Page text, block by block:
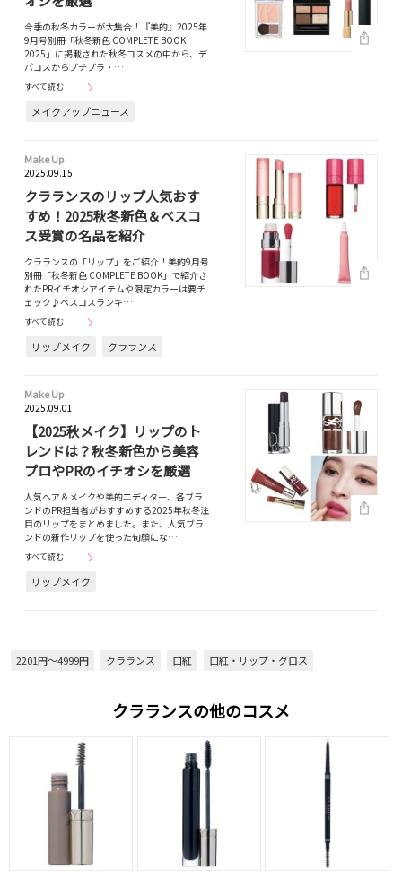
今季の秋冬カラーが大集合！『美的』2025年
9月号別冊「秋冬新色 COMPLETE BOOK
2025」に掲載された秋冬コスメの中から、デ
パコスからプチプラ・…
すべて読む
メイクアップニュース
Make Up
2025.09.15
クラランスのリップ人気おす
すめ！2025秋冬新色＆ベスコ
ス受賞の名品を紹介
クラランスの「リップ」をご紹介！美的9月号
別冊「秋冬新色 COMPLETE BOOK」で紹介さ
れたPRイチオシアイテムや限定カラーは要チ
ェック♪ベスコスランキ…
すべて読む
リップメイク クラランス
Make Up
2025.09.01
【2025秋メイク】リップのト
レンドは？秋冬新色から美容
プロやPRのイチオシを厳選
人気ヘア＆メイクや美的エディター、各ブラ
ンドのPR担当者がおすすめする2025年秋冬注
目のリップをまとめました。また、人気ブラ
ンドの新作リップを使った旬顔にな…
すべて読む
リップメイク
2201円～4999円 クラランス 口紅 口紅・リップ・グロス
クラランスの他のコスメ